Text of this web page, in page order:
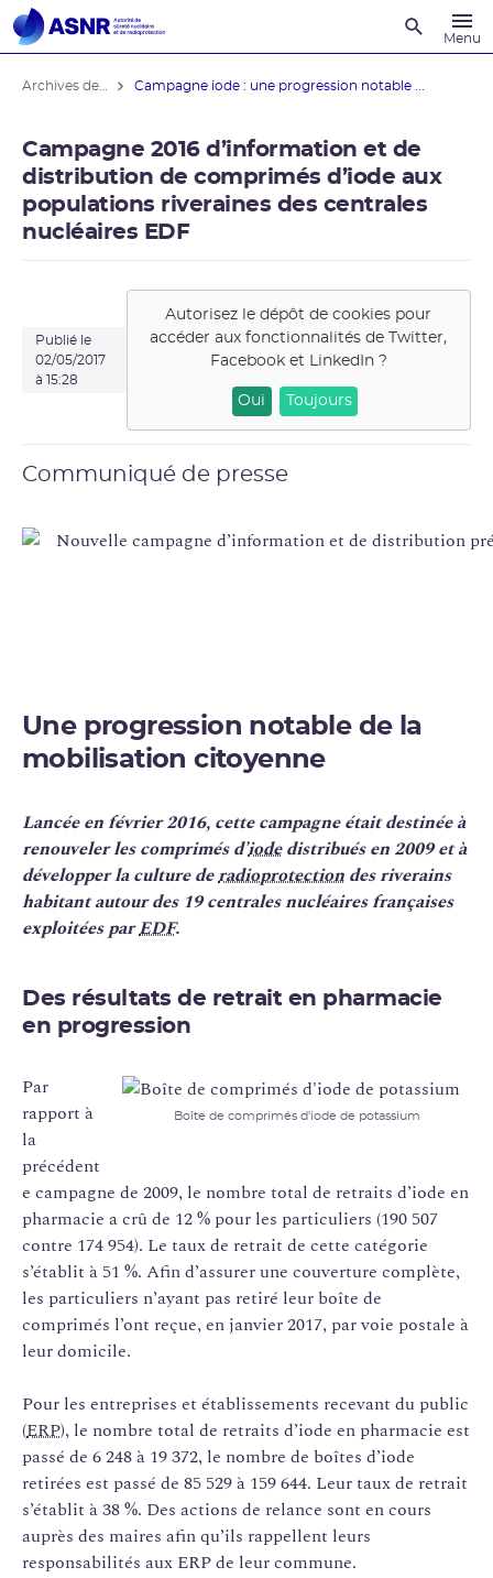
Menu
Campagne iode : une progression notable ...
Campagne 2016 d’information et de
distribution de comprimés d’iode aux
populations riveraines des centrales
nucléaires EDF
Publié le
02/05/2017
à 15:28
Autorisez le dépôt de cookies pour
accéder aux fonctionnalités deTwitter,
Facebook et LinkedIn?
Oui Toujours
Communiqué de presse
Une progression notable de la
mobilisation citoyenne
Lancée en février 2016, cette campagne était destinée à
renouveler les comprimés d’iodedistribués en 2009 et à
développer la culture deradioprotection des riverains
habitant autour des 19 centrales nucléaires françaises
exploitées parEDF.
Des résultats de retrait en pharmacie
en progression
Boîte de comprimés d'iode de potassium
Par
rapport à
la
précédent
e campagne de 2009, le nombre total de retraits d’iode en
pharmacie a crû de 12 % pour les particuliers (190 507
contre 174 954). Le taux de retrait de cette catégorie
s’établit à 51 %. Afin d’assurer une couverture complète,
les particuliers n’ayant pas retiré leur boîte de
comprimés l’ont reçue, en janvier 2017, par voie postale à
leur domicile.
Pour les entreprises et établissements recevant du public
(ERP), le nombre total de retraits d’iode en pharmacie est
passé de 6 248 à 19 372, le nombre de boîtes d’iode
retirées est passé de 85 529 à 159 644. Leur taux de retrait
s’établit à 38 %. Des actions de relance sont en cours
auprès des maires afin qu’ils rappellent leurs
responsabilités aux ERP de leur commune.